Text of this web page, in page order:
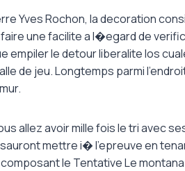
Yves Rochon, la decoration
une facilite a l�egard de
empiler le detour liberalite los
de jeu. Longtemps parmi
allez avoir mille fois le tri avec
mettre i� l’epreuve en
le Tentative Le montana